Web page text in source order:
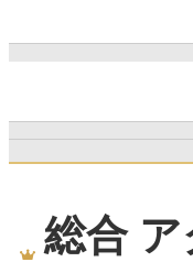
総合